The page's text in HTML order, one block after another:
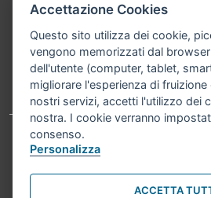
Contatti
Comune di Bologna, Piazza
Bologna P.Iva 01232710374
02008 02435 000020067156
Telefono:051203040
Accessibilità Carta dei valori
Informativa sul trattamento dei dati
Accettazione Cookies
Questo sito utilizza dei cookie,
vengono memorizzati dal
dell'utente (computer, tablet,
migliorare l'esperienza di
nostri servizi, accetti l'utilizzo dei
nostra. I cookie verranno
consenso.
Personalizza
ACCETTA